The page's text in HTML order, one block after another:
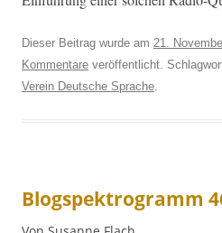
Dieser Beitrag wurde am 21.
Kommentare veröffentlicht.
Verein Deutsche Sprache
Blogspektrogramm